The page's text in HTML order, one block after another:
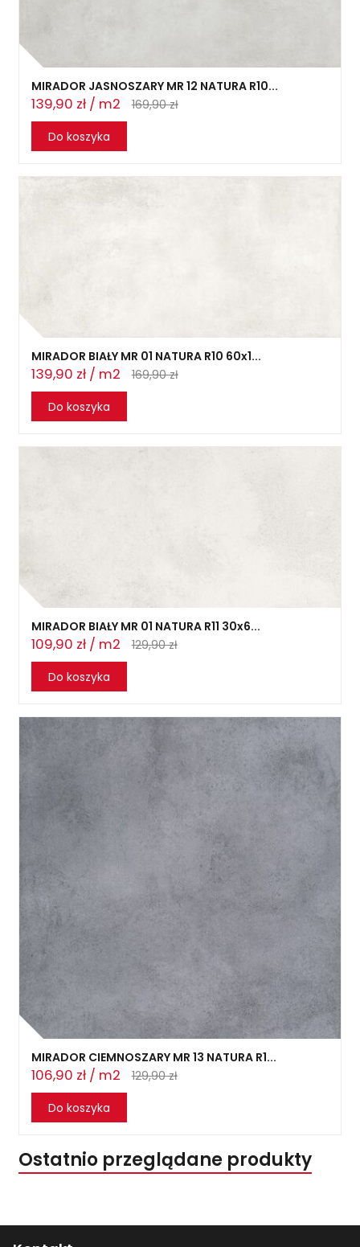
MIRADOR JASNOSZARY MR 12 NATURA R10...
139,90 zł / m2
169,90 zł
Do koszyka
MIRADOR BIAŁY MR 01 NATURA R10 60x1...
139,90 zł / m2
169,90 zł
Do koszyka
MIRADOR BIAŁY MR 01 NATURA R11 30x6...
109,90 zł / m2
129,90 zł
Do koszyka
MIRADOR CIEMNOSZARY MR 13 NATURA R1...
106,90 zł / m2
129,90 zł
Do koszyka
Ostatnio przeglądane produkty